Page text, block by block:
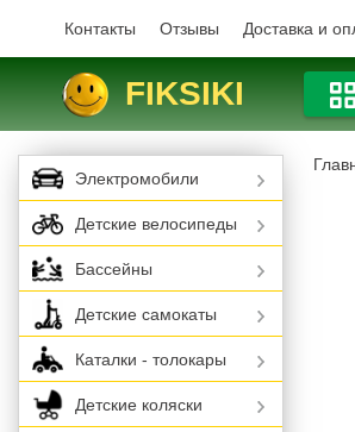
Контакты Отзывы Доставка и
FIKSIKI
Электромобили
Детские велосипеды
Бассейны
Детские самокаты
Каталки - толокары
Детские коляски